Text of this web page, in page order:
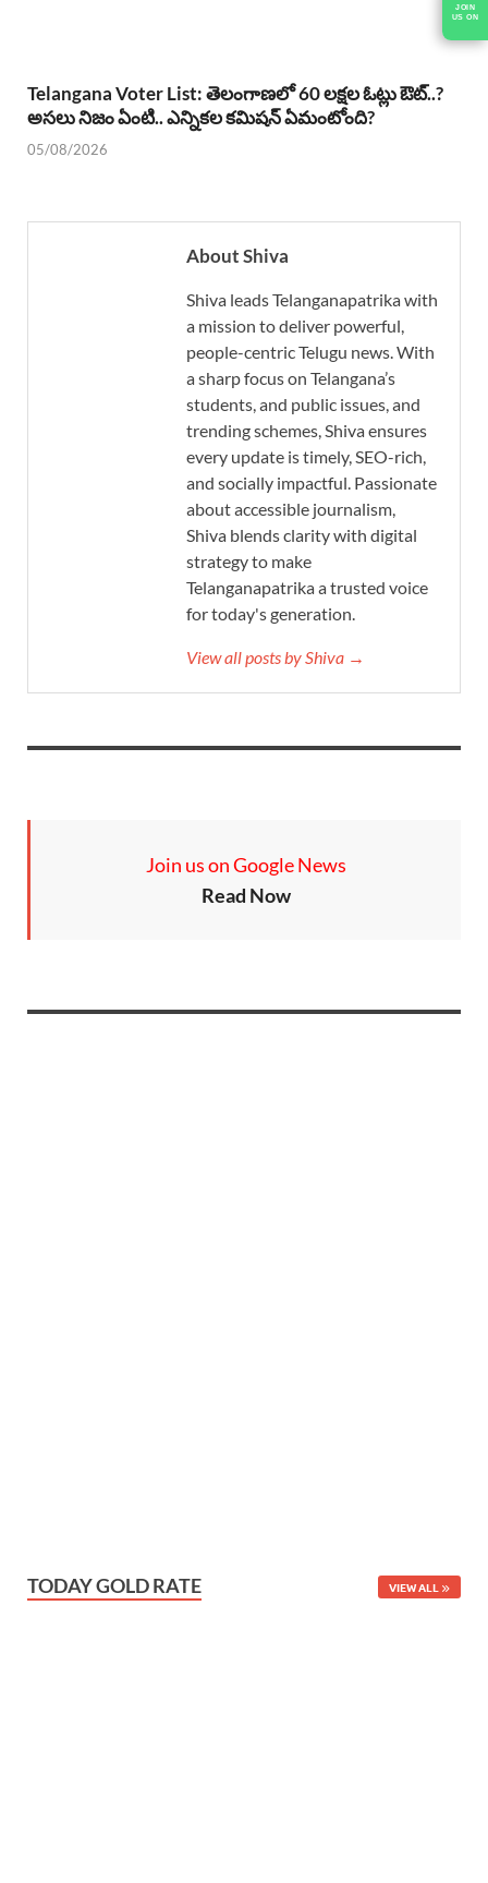
JOIN
US ON
Telangana Voter List: తెలంగాణలో 60 లక్షల ఓట్లు ఔట్..?
అసలు నిజం ఏంటి.. ఎన్నికల కమిషన్ ఏమంటోంది?
05/08/2026
About Shiva
Shiva leads Telanganapatrika with
a mission to deliver powerful,
people-centric Telugu news. With
a sharp focus on Telangana’s
students, and public issues, and
trending schemes, Shiva ensures
every update is timely, SEO-rich,
and socially impactful. Passionate
about accessible journalism,
Shiva blends clarity with digital
strategy to make
Telanganapatrika a trusted voice
for today's generation.
View all posts by Shiva →
Join us on Google News
Read Now
TODAY GOLD RATE VIEW ALL